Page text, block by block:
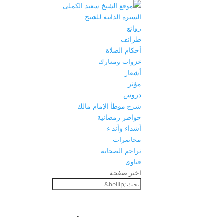
السيرة الذاتية للشيخ
روائع
طرائف
أحكام الصلاة
غزوات ومعارك
أشعار
مؤثر
دروس
شرح موطأ الإمام مالك
خواطر رمضانية
أشداء وأنداء
محاضرات
تراجم الصحابة
فتاوى
اختر صفحة